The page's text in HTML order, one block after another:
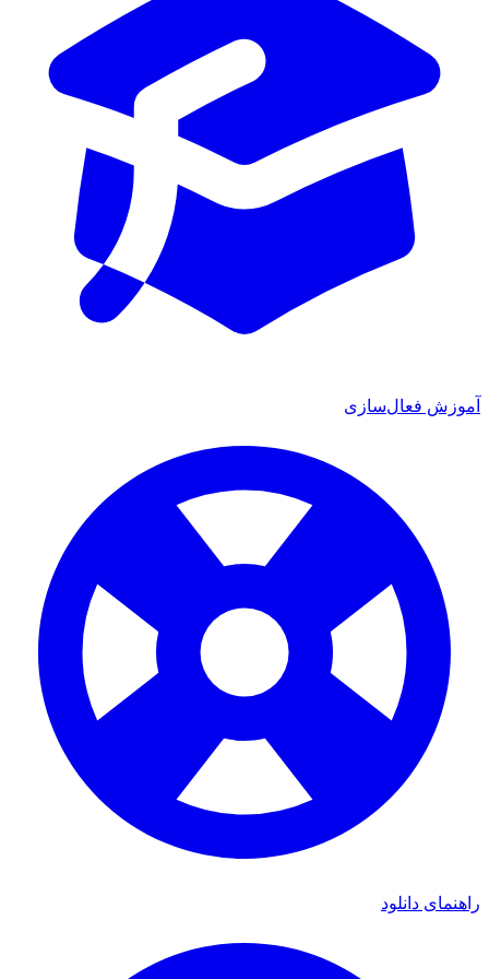
فعال‌سازی
دانلود